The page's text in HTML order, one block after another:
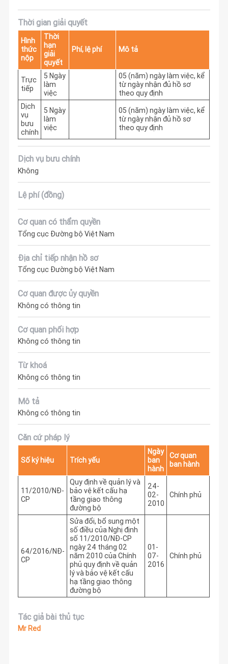
Thời gian giải quyết
Hình
thức
nộp
Thời
hạn
giải
quyết
Phí, lệ phí Mô tả
Trực
tiếp
5 Ngày
làm
việc
05 (năm) ngày làm việc, kể
từ ngày nhận đủ hồ sơ
theo quy định
Dịch
vụ
bưu
chính
5 Ngày
làm
việc
05 (năm) ngày làm việc, kể
từ ngày nhận đủ hồ sơ
theo quy định
Dịch vụ bưu chính
Không
Lệ phí (đồng)
Cơ quan có thẩm quyền
Tổng cục Đường bộ Việt Nam
Địa chỉ tiếp nhận hồ sơ
Tổng cục Đường bộ Việt Nam
Cơ quan được ủy quyền
Không có thông tin
Cơ quan phối hợp
Không có thông tin
Từ khoá
Không có thông tin
Mô tả
Không có thông tin
Căn cứ pháp lý
Số ký hiệu Trích yếu
Ngày
ban
hành
Cơ quan
ban hành
11/2010/NĐ-
CP
Quy định về quản lý và
bảo vệ kết cấu hạ
tầng giao thông
đường bộ
24-
02-
2010
Chính phủ
64/2016/NĐ-
CP
Sửa đổi, bổ sung một
số điều của Nghị định
số 11/2010/NĐ-CP
ngày 24 tháng 02
năm 2010 của Chính
phủ quy định về quản
lý và bảo vệ kết cấu
hạ tầng giao thông
đường bộ
01-
07-
2016
Chính phủ
Tác giả bài thủ tục
Mr Red